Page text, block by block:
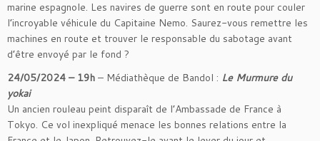
marine espagnole. Les navires de guerre sont en route pour couler
l’incroyable véhicule du Capitaine Nemo. Saurez-vous remettre les
machines en route et trouver le responsable du sabotage avant
d’être envoyé par le fond ?
24/05/2024 – 19h – Médiathèque de Bandol : Le Murmure du
yokai
Un ancien rouleau peint disparaît de l’Ambassade de France à
Tokyo. Ce vol inexpliqué menace les bonnes relations entre la